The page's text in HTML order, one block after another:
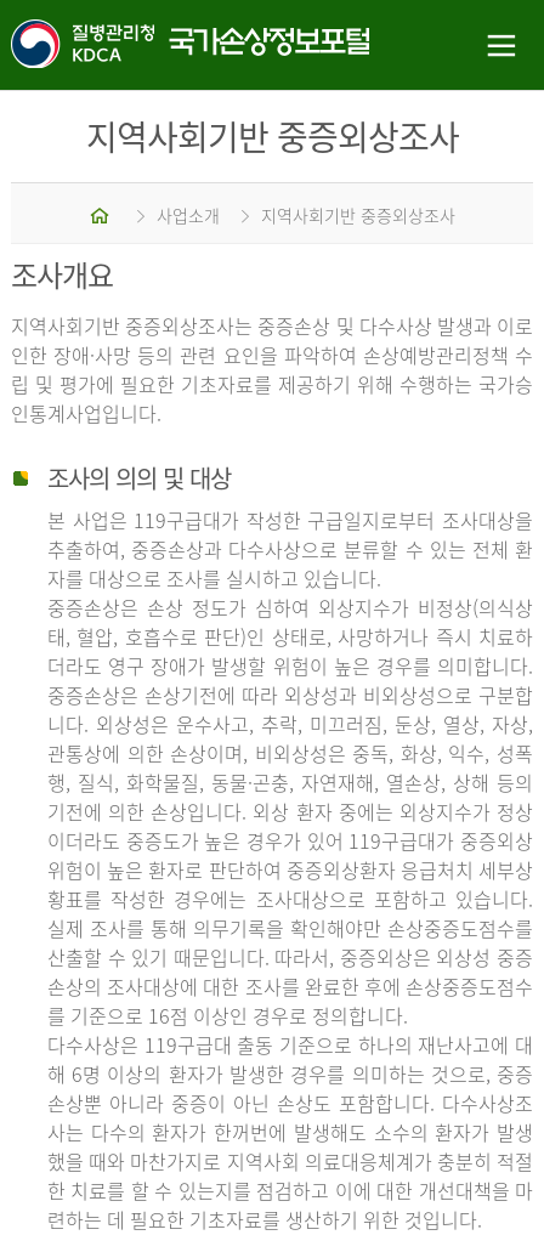
지역사회기반 중증외상조사
홈 사업소개 지역사회기반 중증외상조사
조사개요
지역사회기반 중증외상조사는 중증손상 및 다수사상 발생과 이로
인한 장애·사망 등의 관련 요인을 파악하여 손상예방관리정책 수
립 및 평가에 필요한 기초자료를 제공하기 위해 수행하는 국가승
인통계사업입니다.
조사의 의의 및 대상
본 사업은 119구급대가 작성한 구급일지로부터 조사대상을
추출하여, 중증손상과 다수사상으로 분류할 수 있는 전체 환
자를 대상으로 조사를 실시하고 있습니다.
중증손상은 손상 정도가 심하여 외상지수가 비정상(의식상
태, 혈압, 호흡수로 판단)인 상태로, 사망하거나 즉시 치료하
더라도 영구 장애가 발생할 위험이 높은 경우를 의미합니다.
중증손상은 손상기전에 따라 외상성과 비외상성으로 구분합
니다. 외상성은 운수사고, 추락, 미끄러짐, 둔상, 열상, 자상,
관통상에 의한 손상이며, 비외상성은 중독, 화상, 익수, 성폭
행, 질식, 화학물질, 동물·곤충, 자연재해, 열손상, 상해 등의
기전에 의한 손상입니다. 외상 환자 중에는 외상지수가 정상
이더라도 중증도가 높은 경우가 있어 119구급대가 중증외상
위험이 높은 환자로 판단하여 중증외상환자 응급처치 세부상
황표를 작성한 경우에는 조사대상으로 포함하고 있습니다.
실제 조사를 통해 의무기록을 확인해야만 손상중증도점수를
산출할 수 있기 때문입니다. 따라서, 중증외상은 외상성 중증
손상의 조사대상에 대한 조사를 완료한 후에 손상중증도점수
를 기준으로 16점 이상인 경우로 정의합니다.
다수사상은 119구급대 출동 기준으로 하나의 재난사고에 대
해 6명 이상의 환자가 발생한 경우를 의미하는 것으로, 중증
손상뿐 아니라 중증이 아닌 손상도 포함합니다. 다수사상조
사는 다수의 환자가 한꺼번에 발생해도 소수의 환자가 발생
했을 때와 마찬가지로 지역사회 의료대응체계가 충분히 적절
한 치료를 할 수 있는지를 점검하고 이에 대한 개선대책을 마
련하는 데 필요한 기초자료를 생산하기 위한 것입니다.